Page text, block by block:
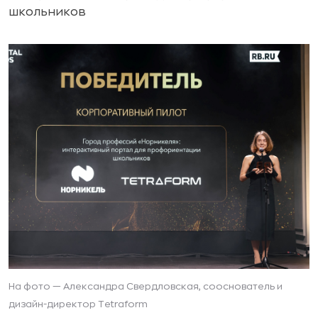
школьников
На фото — Александра Свердловская, сооснователь и
дизайн-директор Tetraform